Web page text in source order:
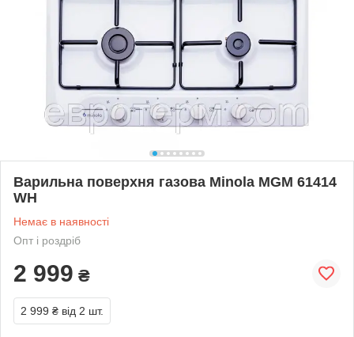
Варильна поверхня газова Minola MGM 61414
WH
Немає в наявності
Опт і роздріб
2 999 ₴
2 999 ₴ від 2 шт.